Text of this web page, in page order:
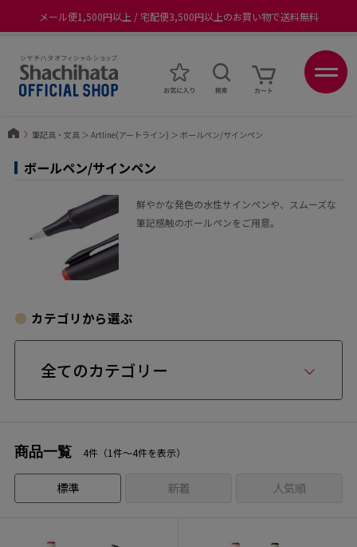
ポイントが貯まる、使える、会員限定ポイントプログラム
〉 筆記具・文具＞ Artline(アートライン) ＞ ボールペン/サインペン
ボールペン/サインペン
鮮やかな発色の水性サインペンや、スムーズな
筆記感触のボールペンをご用意。
カテゴリから選ぶ
全てのカテゴリー
商品一覧 4件（1件〜4件を表示）
標準 新着 人気順